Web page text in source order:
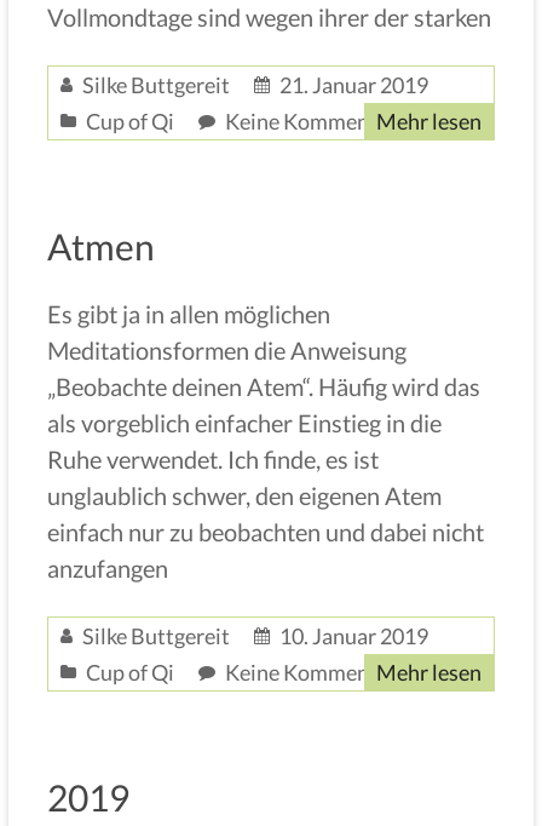
Vollmondtage sind wegen ihrer der starken
Silke Buttgereit
21. Januar 2019
Cup of Qi
Keine KommentareMehr lesen
Atmen
Es gibt ja in allen möglichen
Meditationsformen die Anweisung
„Beobachte deinen Atem“. Häufig wird das
als vorgeblich einfacher Einstieg in die
Ruhe verwendet. Ich finde, es ist
unglaublich schwer, den eigenen Atem
einfach nur zu beobachten und dabei nicht
anzufangen
Silke Buttgereit
10. Januar 2019
Cup of Qi
Keine KommentareMehr lesen
2019